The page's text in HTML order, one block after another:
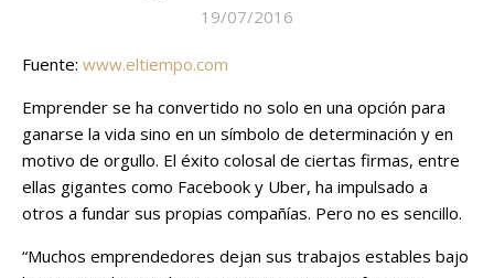
19/07/2016
Fuente: www.eltiempo.com
Emprender se ha convertido no solo en una opción para
ganarse la vida sino en un símbolo de determinación y en
motivo de orgullo. El éxito colosal de ciertas firmas, entre
ellas gigantes como Facebook y Uber, ha impulsado a
otros a fundar sus propias compañías. Pero no es sencillo.
“Muchos emprendedores dejan sus trabajos estables bajo